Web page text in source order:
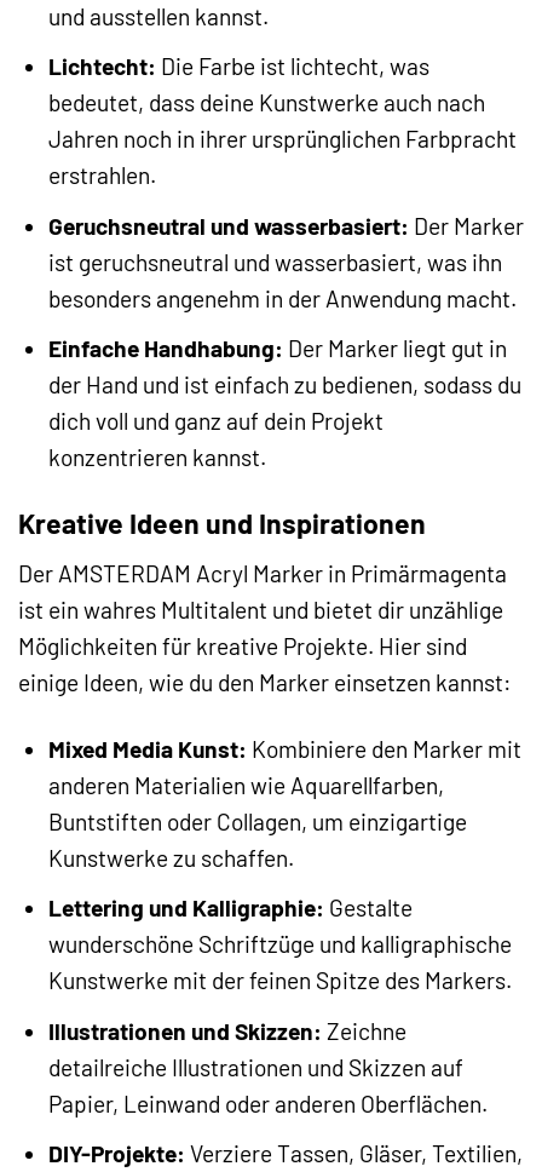
und ausstellen kannst.
Lichtecht: Die Farbe ist lichtecht, was
bedeutet, dass deine Kunstwerke auch nach
Jahren noch in ihrer ursprünglichen Farbpracht
erstrahlen.
Geruchsneutral und wasserbasiert: Der Marker
ist geruchsneutral und wasserbasiert, was ihn
besonders angenehm in der Anwendung macht.
Einfache Handhabung: Der Marker liegt gut in
der Hand und ist einfach zu bedienen, sodass du
dich voll und ganz auf dein Projekt
konzentrieren kannst.
Kreative Ideen und Inspirationen
Der AMSTERDAM Acryl Marker in Primärmagenta
ist ein wahres Multitalent und bietet dir unzählige
Möglichkeiten für kreative Projekte. Hier sind
einige Ideen, wie du den Marker einsetzen kannst:
Mixed Media Kunst: Kombiniere den Marker mit
anderen Materialien wie Aquarellfarben,
Buntstiften oder Collagen, um einzigartige
Kunstwerke zu schaffen.
Lettering und Kalligraphie: Gestalte
wunderschöne Schriftzüge und kalligraphische
Kunstwerke mit der feinen Spitze des Markers.
Illustrationen und Skizzen: Zeichne
detailreiche Illustrationen und Skizzen auf
Papier, Leinwand oder anderen Oberflächen.
DIY-Projekte: Verziere Tassen, Gläser, Textilien,